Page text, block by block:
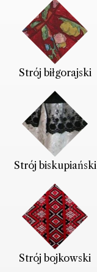
Strój biłgorajski
Strój biskupiański
Strój bojkowski